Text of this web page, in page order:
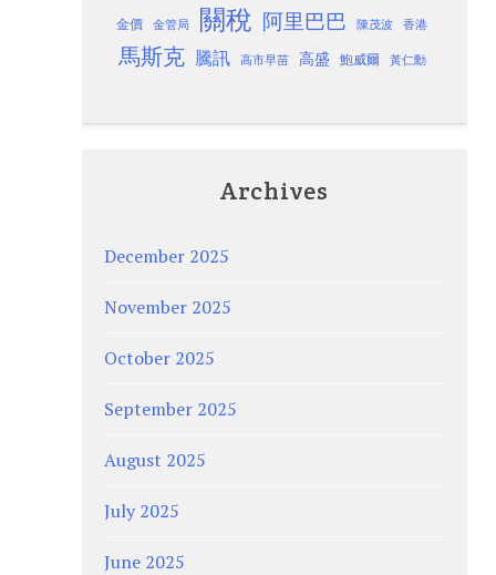
金價 金管局 關稅 阿里巴巴 陳茂波 香港
馬斯克 騰訊 高市早苗 高盛 鮑威爾 黃仁勳
Archives
December 2025
November 2025
October 2025
September 2025
August 2025
July 2025
June 2025